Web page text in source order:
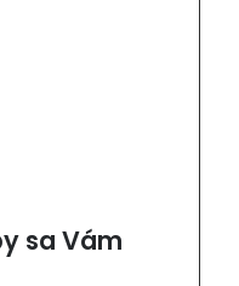
sa Vám